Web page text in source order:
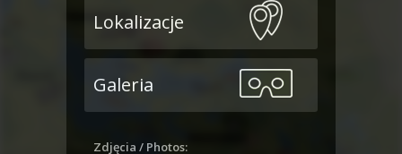
Lokalizacje
Galeria
Zdjęcia / Photos: